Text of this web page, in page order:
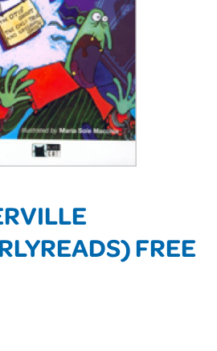
FREE